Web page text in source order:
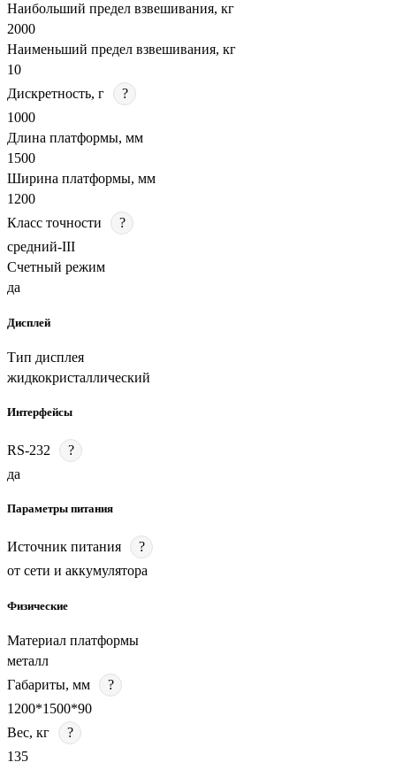
Наибольший предел взвешивания, кг
2000
Наименьший предел взвешивания, кг
10
Дискретность, г
?
1000
Длина платформы, мм
1500
Ширина платформы, мм
1200
Класс точности
?
средний-III
Счетный режим
да
Дисплей
Тип дисплея
жидкокристаллический
Интерфейсы
RS-232
?
да
Параметры питания
Источник питания
?
от сети и аккумулятора
Физические
Материал платформы
металл
Габариты, мм
?
1200*1500*90
Вес, кг
?
135